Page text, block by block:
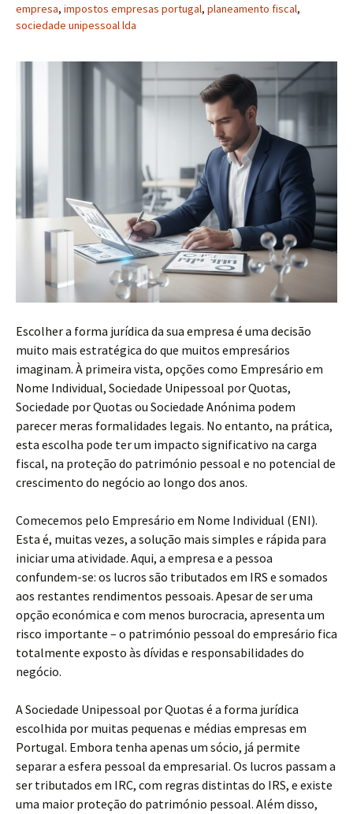
empresa, impostos empresas portugal, planeamento fiscal,
sociedade unipessoal lda
Escolher a forma jurídica da sua empresa é uma decisão
muito mais estratégica do que muitos empresários
imaginam. À primeira vista, opções como Empresário em
Nome Individual, Sociedade Unipessoal por Quotas,
Sociedade por Quotas ou Sociedade Anónima podem
parecer meras formalidades legais. No entanto, na prática,
esta escolha pode ter um impacto significativo na carga
fiscal, na proteção do património pessoal e no potencial de
crescimento do negócio ao longo dos anos.
Comecemos pelo Empresário em Nome Individual (ENI).
Esta é, muitas vezes, a solução mais simples e rápida para
iniciar uma atividade. Aqui, a empresa e a pessoa
confundem-se: os lucros são tributados em IRS e somados
aos restantes rendimentos pessoais. Apesar de ser uma
opção económica e com menos burocracia, apresenta um
risco importante – o património pessoal do empresário fica
totalmente exposto às dívidas e responsabilidades do
negócio.
A Sociedade Unipessoal por Quotas é a forma jurídica
escolhida por muitas pequenas e médias empresas em
Portugal. Embora tenha apenas um sócio, já permite
separar a esfera pessoal da empresarial. Os lucros passam a
ser tributados em IRC, com regras distintas do IRS, e existe
uma maior proteção do património pessoal. Além disso,